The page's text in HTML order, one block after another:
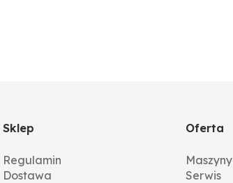
Sklep
Regulamin
Dostawa
Oferta
Maszyny
Serwis